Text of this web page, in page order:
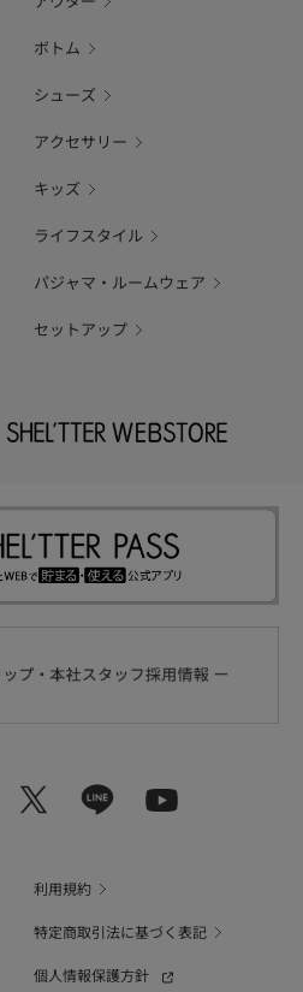
ボトム
シューズ
アクセサリー
キッズ
ライフスタイル
パジャマ・ルームウェア
セットアップ
利用規約
特定商取引法に基づく表記
個人情報保護方針